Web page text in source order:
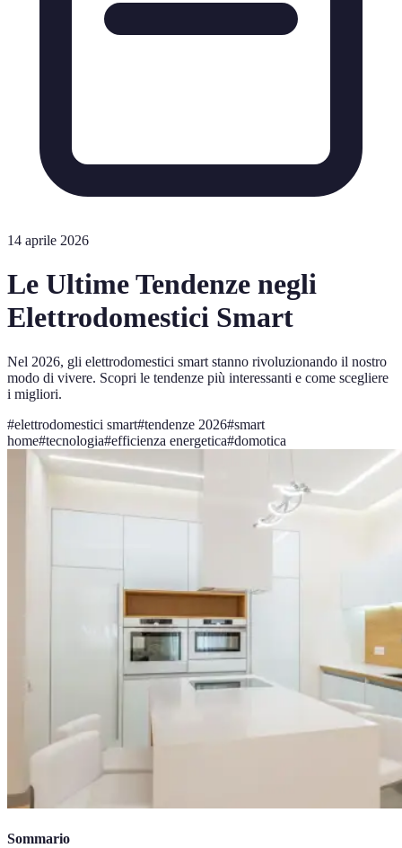
14 aprile 2026
Le Ultime Tendenze negli
Elettrodomestici Smart
Nel 2026, gli elettrodomestici smart stanno rivoluzionando il nostro
modo di vivere. Scopri le tendenze più interessanti e come scegliere
i migliori.
#elettrodomestici smart#tendenze 2026#smart
home#tecnologia#efficienza energetica#domotica
Sommario